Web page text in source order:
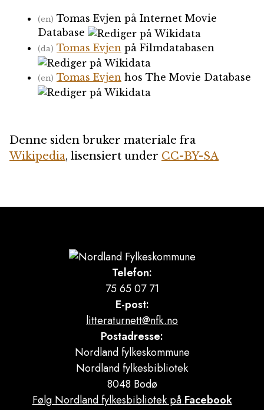
(en) Tomas Evjen på Internet Movie
Database
(da) Tomas Evjen på Filmdatabasen
(en) Tomas Evjen hos The Movie Database
Denne siden bruker materiale fra
Wikipedia, lisensiert under CC-BY-SA
Telefon:
75 65 07 71
E-post:
litteraturnett@nfk.no
Postadresse:
Nordland fylkeskommune
Nordland fylkesbibliotek
8048 Bodø
Følg Nordland fylkesbibliotek påFacebook